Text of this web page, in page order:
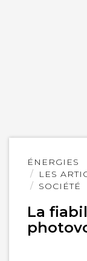
ÉNERGIES
LES
SOCIÉTÉ
La
Lire
l'article